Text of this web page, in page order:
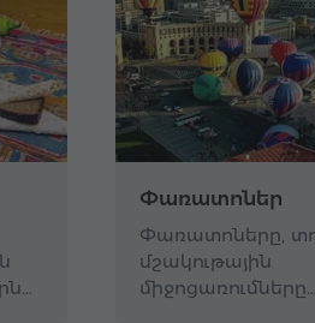
Փառատոներ
Փառատոները,
մշակութային
միջոցառումները…